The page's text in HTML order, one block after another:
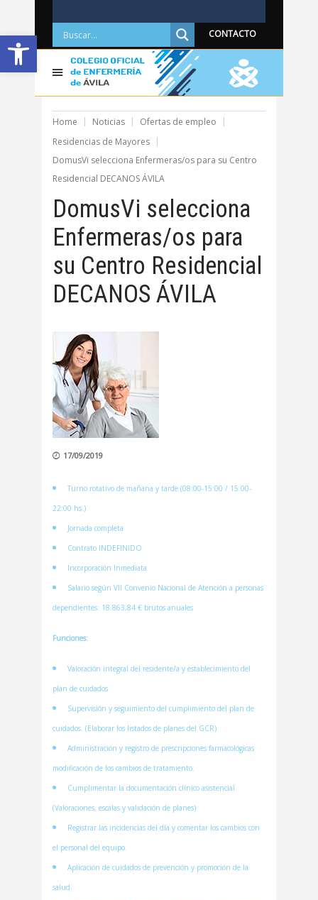
Abrir barra de herramientas CONTACTO
Home Noticias
Ofertas de empleo
Residencias de Mayores
DomusVi selecciona Enfermeras/os para su Centro
Residencial DECANOS ÁVILA
DomusVi selecciona
Enfermeras/os para
su Centro Residencial
DECANOS ÁVILA
17/09/2019
Turno rotativo de mañana y tarde (08:00-15:00 / 15:00-
22:00 hs.)
Jornada completa
Contrato INDEFINIDO
Incorporación Inmediata
Salario según VII Convenio Nacional de Atención a personas
dependientes: 18.863,84 € brutos anuales
Funciones:
Valoración integral del residente/a y establecimiento del
plan de cuidados
Supervisión y seguimiento del cumplimiento del plan de
cuidados. (Elaborar los listados de planes del GCR)
Administración y registro de prescripciones farmacológicas
modificación de los cambios de tratamiento.
Cumplimentar la documentación clínico asistencial
(Valoraciones, escalas y validación de planes)
Registrar las incidencias del día y comentar los cambios con
el personal del equipo.
Aplicación de cuidados de prevención y promoción de la
salud.